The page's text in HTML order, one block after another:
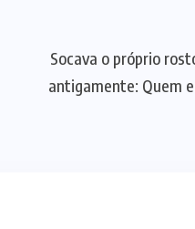
Socava o próprio
antigamente: Quem